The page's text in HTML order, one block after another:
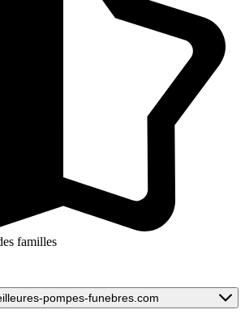
familles
pompes-funebres.com